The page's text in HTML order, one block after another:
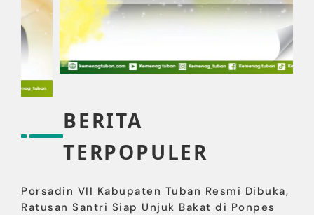
BERITA
TERPOPULER
Porsadin VII Kabupaten Tuban Resmi Dibuka,
Ratusan Santri Siap Unjuk Bakat di Ponpes